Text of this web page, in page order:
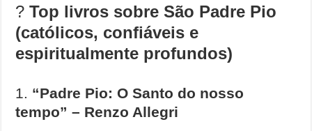
?Top livros sobre São Padre Pio
(católicos, confiáveis e
espiritualmente profundos)
1. “Padre Pio: O Santo do nosso
tempo” – Renzo Allegri